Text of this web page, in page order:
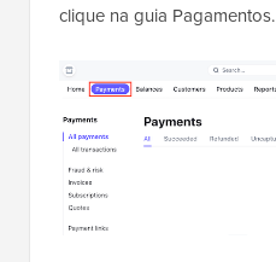
clique na guia Pagamentos.